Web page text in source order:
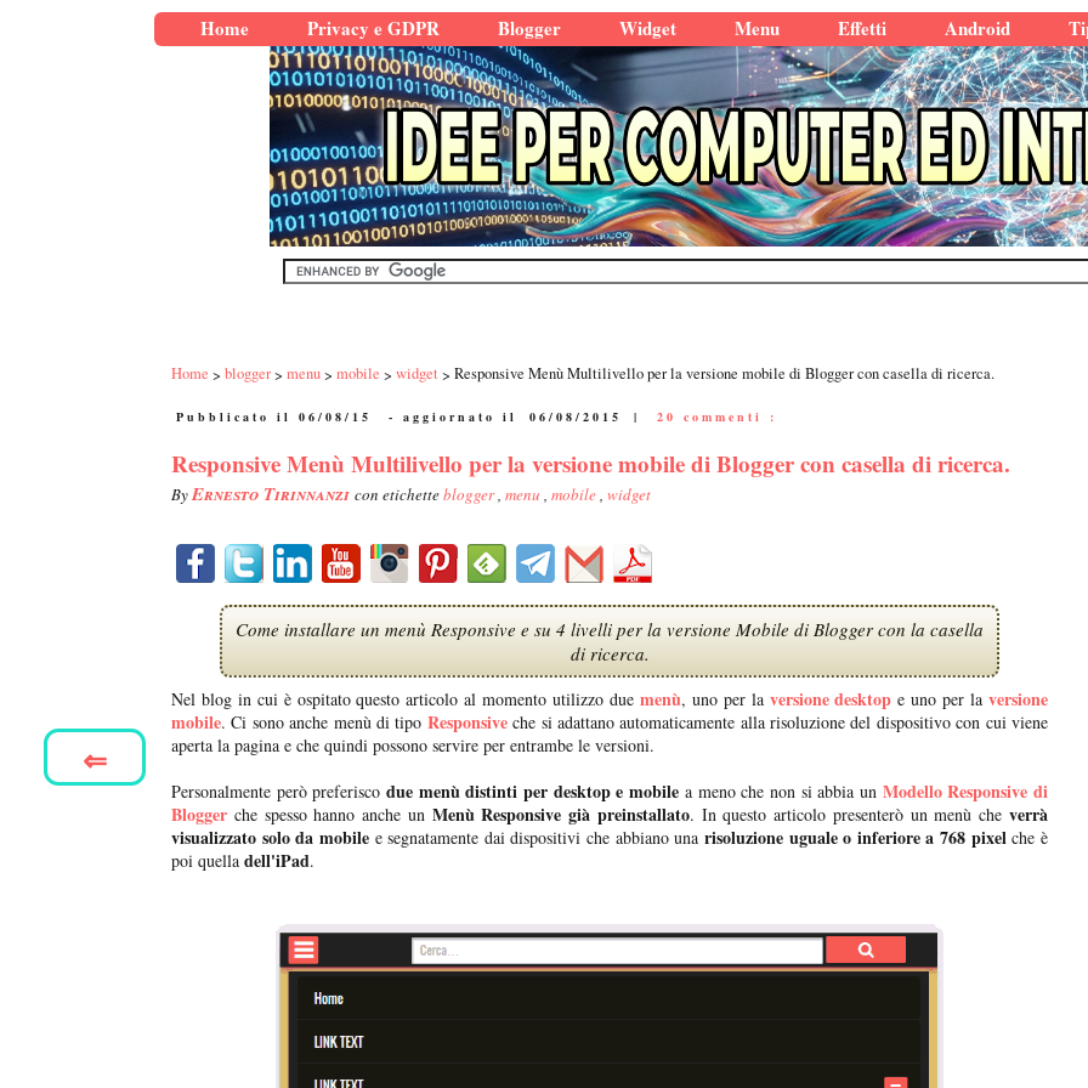
Home Privacy e GDPR Blogger Widget Menu Effetti Android
Home blogger menu mobile widget Responsive Menù Multilivello per la versione mobile di Blogger con casella di ricerca.
Pubblicato il 06/08/15 - aggiornato il 06/08/2015 | 20 commenti :
Responsive Menù Multilivello per la versione mobile di Blogger con casella di ricerca.
ByErnesto Tirinnanzi con etichetteblogger, menu , mobile, widget
Come installare un menù Responsive e su 4 livelli per la versione Mobile di Blogger con la casella
di ricerca.
Nel blog in cui è ospitato questo articolo al momento utilizzo due menù, uno per la versione desktop e uno per laversione
mobile. Ci sono anche menù di tipo Responsiveche si adattano automaticamente alla risoluzione del dispositivo con cui viene
aperta la pagina e che quindi possono servire per entrambe le versioni.
Personalmente però preferiscodue menù distinti per desktop e mobile a meno che non si abbia un Modello Responsive di
Blogger che spesso hanno anche un Menù Responsive già preinstallato. In questo articolo presenterò un menù cheverrà
visualizzato solo da mobilee segnatamente dai dispositivi che abbiano una risoluzione uguale o inferiore a 768 pixelche è
poi quella dell'iPad.
⇐